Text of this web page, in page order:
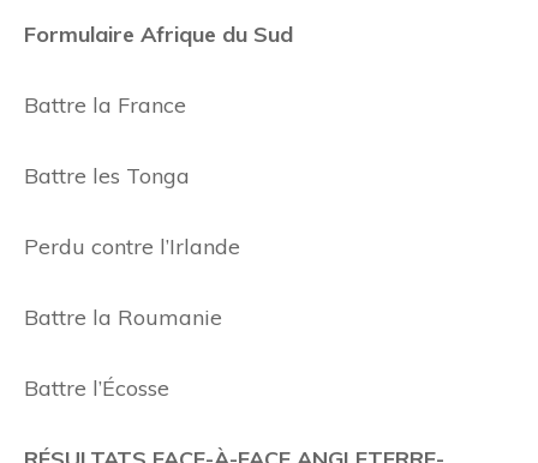
Formulaire Afrique du Sud
Battre la France
Battre les Tonga
Perdu contre l’Irlande
Battre la Roumanie
Battre l’Écosse